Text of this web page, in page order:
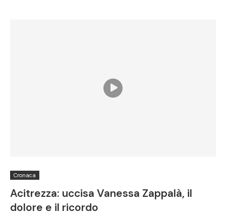
Cronaca
Acitrezza: uccisa Vanessa Zappalà, il
dolore e il ricordo